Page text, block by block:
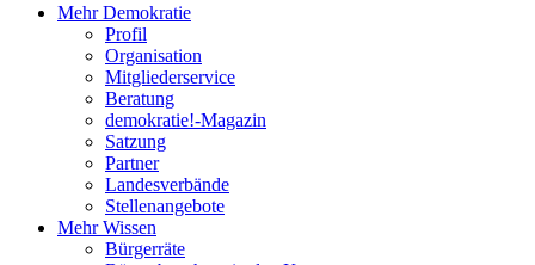
Mehr Demokratie
Profil
Organisation
Mitgliederservice
Beratung
demokratie!-Magazin
Satzung
Partner
Landesverbände
Stellenangebote
Mehr Wissen
Bürgerräte